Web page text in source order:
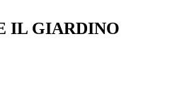
IL GIARDINO